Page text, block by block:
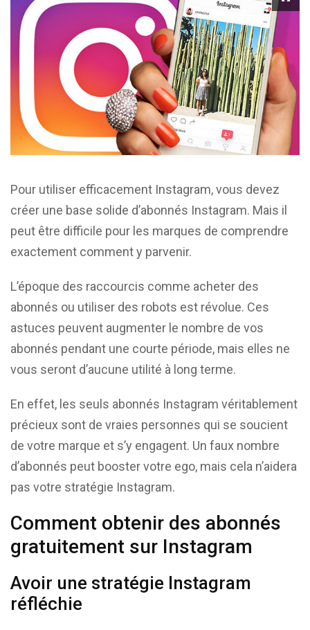
Pour utiliser efficacement Instagram, vous devez
créer une base solide d’abonnés Instagram. Mais il
peut être difficile pour les marques de comprendre
exactement comment y parvenir.
L’époque des raccourcis comme acheter des
abonnés ou utiliser des robots est révolue. Ces
astuces peuvent augmenter le nombre de vos
abonnés pendant une courte période, mais elles ne
vous seront d’aucune utilité à long terme.
En effet, les seuls abonnés Instagram véritablement
précieux sont de vraies personnes qui se soucient
de votre marque et s’y engagent. Un faux nombre
d’abonnés peut booster votre ego, mais cela n’aidera
pas votre stratégie Instagram.
Comment obtenir des abonnés
gratuitement sur Instagram
Avoir une stratégie Instagram
réfléchie